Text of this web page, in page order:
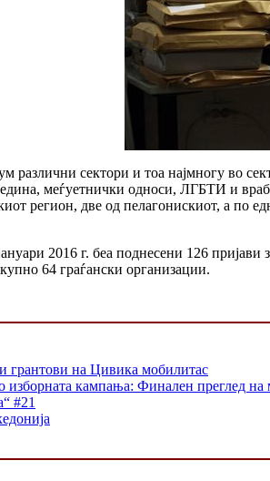
различни сектори и тоа најмногу во
меѓуетнички односи, ЛГБТИ и
регион, две од пелагонискиот, а по
2016 г. беа поднесени 126
64 граѓански организации.
грантови на Цивика мобилитас
изборната кампања: Финален преглед на
#21